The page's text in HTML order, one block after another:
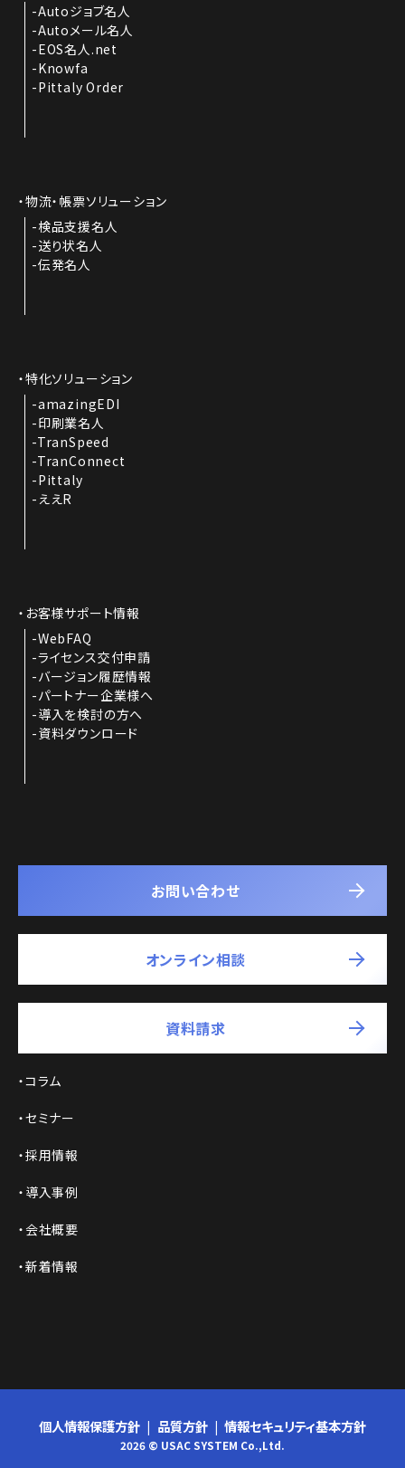
Autoジョブ名人
Autoメール名人
EOS名人.net
Knowfa
Pittaly Order
物流・帳票ソリューション
検品支援名人
送り状名人
伝発名人
特化ソリューション
amazingEDI
印刷業名人
TranSpeed
TranConnect
Pittaly
ええR
お客様サポート情報
WebFAQ
ライセンス交付申請
バージョン履歴情報
パートナー企業様へ
導入を検討の方へ
資料ダウンロード
お問い合わせ
オンライン相談
資料請求
コラム
セミナー
採用情報
導入事例
会社概要
新着情報
個人情報保護方針 品質方針 情報セキュリティ基本方針
2026 © USAC SYSTEM Co.,Ltd.